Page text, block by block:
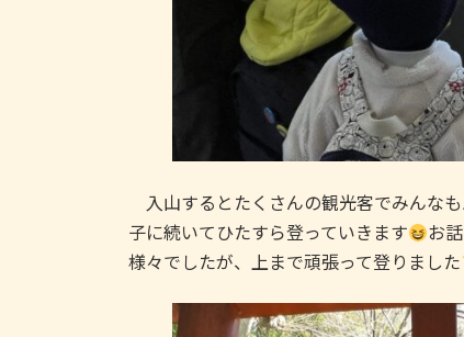
入山するとたくさんの観光客でみんな
子に続いてひたすら登っていきます
お
様々でしたが、上まで頑張って登りました